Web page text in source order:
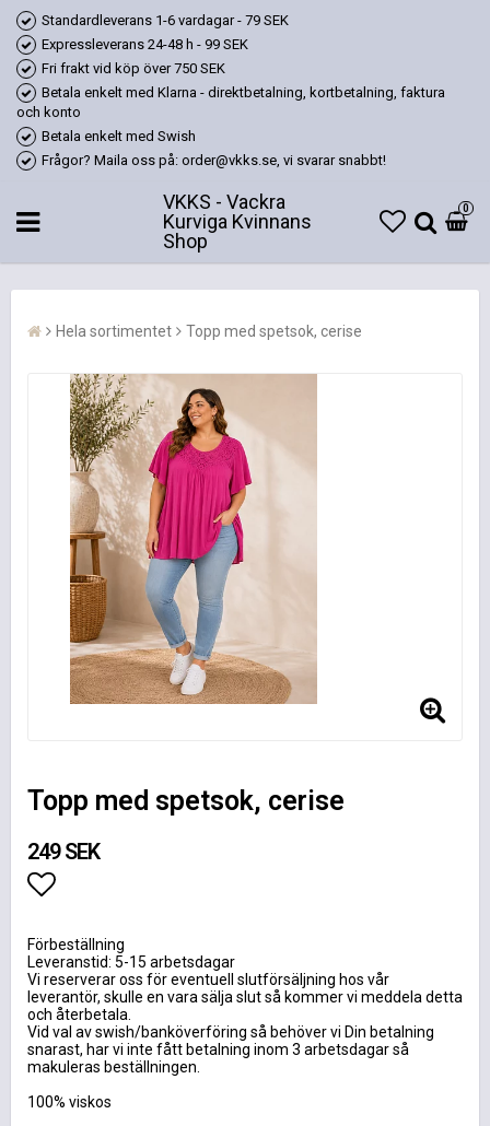
Standardleverans 1-6 vardagar - 79 SEK
Expressleverans 24-48 h - 99 SEK
Fri frakt vid köp över 750 SEK
Betala enkelt med Klarna - direktbetalning, kortbetalning, faktura
och konto
Betala enkelt med Swish
Frågor? Maila oss på: order@vkks.se, vi svarar snabbt!
VKKS - Vackra
Kurviga Kvinnans
Shop
0
Hela sortimentet Topp med spetsok, cerise
Topp med spetsok, cerise
249 SEK
Förbeställning
Leveranstid: 5-15 arbetsdagar
Vi reserverar oss för eventuell slutförsäljning hos vår
leverantör, skulle en vara sälja slut så kommer vi meddela detta
och återbetala.
Vid val av swish/banköverföring så behöver vi Din betalning
snarast, har vi inte fått betalning inom 3 arbetsdagar så
makuleras beställningen.
100% viskos